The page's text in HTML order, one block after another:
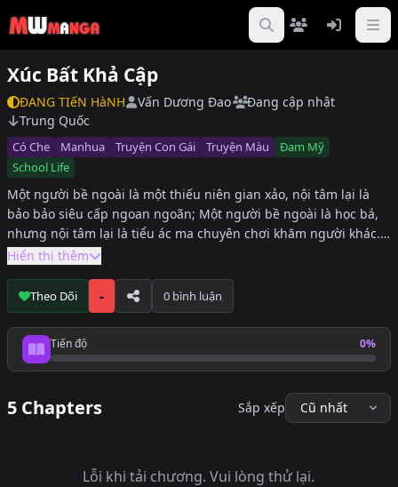
Xúc Bất Khả Cập
ĐANG TIếN HàNH Vấn Dương Đao
Đang cập nhật
Trung Quốc
Có Che Manhua Truyện Con Gái Truyện Màu
Đam Mỹ
School Life
Một người bề ngoài là một thiếu niên gian xảo, nội tâm lại là
bảo bảo siêu cấp ngoan ngoãn; Một người bề ngoài là học bá,
nhưng nội tâm lại là tiểu ác ma chuyên chơi khăm người khác.
Hai thiếu niên với tính cách hoàn toàn trái ngược nhau. Nhờ cơ
ảnh hưởng tới nhau như thế nào, cứu giúp nhau ra sao?
[Không thể chạm tới] sẽ cho bạn biết câu trả lời!
Hiển thị thêm
Theo Dõi - 0 bình luận
Tiến độ 0%
Tiến độ đọc
5 Chapters Sắp xếp
Lỗi khi tải chương. Vui lòng thử lại.